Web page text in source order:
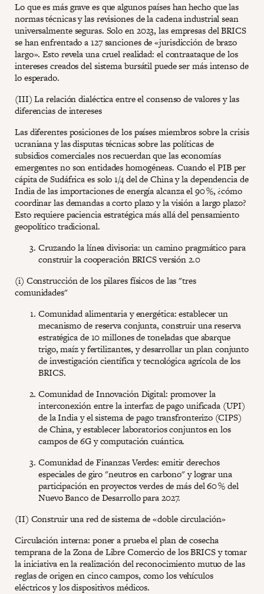
Lo que es más grave es que algunos países han hecho que las
normas técnicas y las revisiones de la cadena industrial sean
universalmente seguras. Solo en 2023, las empresas del BRICS
se han enfrentado a 127 sanciones de «jurisdicción de brazo
largo». Esto revela una cruel realidad: el contraataque de los
intereses creados del sistema bursátil puede ser más intenso de
lo esperado.
(III) La relación dialéctica entre el consenso de valores y las
diferencias de intereses
Las diferentes posiciones de los países miembros sobre la crisis
ucraniana y las disputas técnicas sobre las políticas de
subsidios comerciales nos recuerdan que las economías
emergentes no son entidades homogéneas. Cuando el PIB per
cápita de Sudáfrica es solo 1/4 del de China y la dependencia de
India de las importaciones de energía alcanza el 90 %, ¿cómo
coordinar las demandas a corto plazo y la visión a largo plazo?
Esto requiere paciencia estratégica más allá del pensamiento
geopolítico tradicional.
Cruzando la línea divisoria: un camino pragmático para
construir la cooperación BRICS versión 2.0
(i) Construcción de los pilares físicos de las "tres
comunidades"
Comunidad alimentaria y energética: establecer un
mecanismo de reserva conjunta, construir una reserva
estratégica de 10 millones de toneladas que abarque
trigo, maíz y fertilizantes, y desarrollar un plan conjunto
de investigación científica y tecnológica agrícola de los
BRICS.
Comunidad de Innovación Digital: promover la
interconexión entre la interfaz de pago unificada (UPI)
de la India y el sistema de pago transfronterizo (CIPS)
de China, y establecer laboratorios conjuntos en los
campos de 6G y computación cuántica.
Comunidad de Finanzas Verdes: emitir derechos
especiales de giro "neutros en carbono" y lograr una
participación en proyectos verdes de más del 60 % del
Nuevo Banco de Desarrollo para 2027.
(II) Construir una red de sistema de «doble circulación»
Circulación interna: poner a prueba el plan de cosecha
temprana de la Zona de Libre Comercio de los BRICS y tomar
la iniciativa en la realización del reconocimiento mutuo de las
reglas de origen en cinco campos, como los vehículos
eléctricos y los dispositivos médicos.